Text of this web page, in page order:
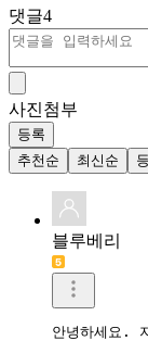
댓글4
사진첨부
등록
추천순
최신순
블루베리
안녕하세요.